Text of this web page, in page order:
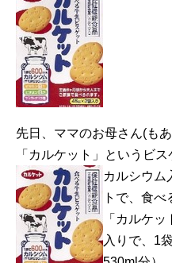
先日、ママのお母さん(も
「カルケット」というビ
カルシウム
トで、食
「カルケ
入りで、1